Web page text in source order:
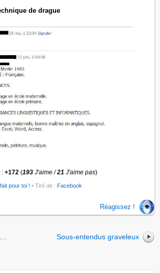
de drague
:+172 (193J'aime /21 J'aime pas)
pour toi ! • Tiré de :Facebook
Réagissez !
Sous-entendus graveleux